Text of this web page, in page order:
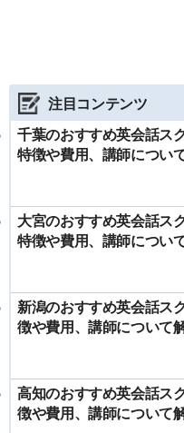
注目コンテンツ
千葉のおすすめ英会話ス
特徴や費用、講師につい
大宮のおすすめ英会話ス
特徴や費用、講師につい
新潟のおすすめ英会話ス
徴や費用、講師について
高知のおすすめ英会話ス
徴や費用、講師について